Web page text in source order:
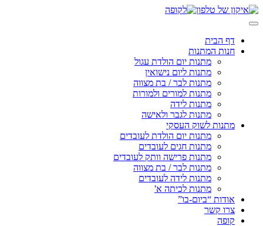
Skip
to
דף הבית
חנות המתנות
מתנות יום הולדת עגול
מתנות ליום נישואין
מתנות לבר / בת מצווה
מתנות למורים ולמורות
מתנות לידה
מתנות לגבר ולאישה
מתנות לשוק העסקי
מתנות יום הולדת לעובדים
מתנות חגים לעובדים
מתנות פרישה וותק לעובדים
מתנות לבר / בת מצווה
מתנות לידה לעובדים
מתנות לכיתה א'
אודות “ביום-בו”
צרו קשר
קופה